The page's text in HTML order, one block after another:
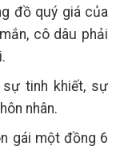
đồ quý giá của
cô dâu phải
sự tinh khiết, sự
nhân.
gái một đồng 6